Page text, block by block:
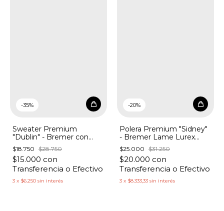
-35%
Sweater Premium
"Dublin" - Bremer con
Lurex y Manga Strass
$18.750 $28.750
$15.000 con
Transferencia o Efectivo
3 x $6.250 sin interés
-20%
Polera Premium "Sidney"
- Bremer Lame Lurex
Botones Manga
$25.000 $31.250
$20.000 con
Transferencia o Efectivo
3 x $8.333,33 sin interés